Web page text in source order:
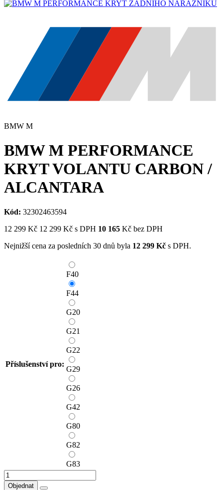
BMW M
BMW M PERFORMANCE
KRYT VOLANTU CARBON /
ALCANTARA
Kód: 32302463594
12 299 Kč 12 299 Kč s DPH 10 165 Kč bez DPH
Nejnižší cena za posledních 30 dnů byla 12 299 Kč s DPH.
Příslušenství pro:
F40
F44
G20
G21
G22
G29
G26
G42
G80
G82
G83
Objednat